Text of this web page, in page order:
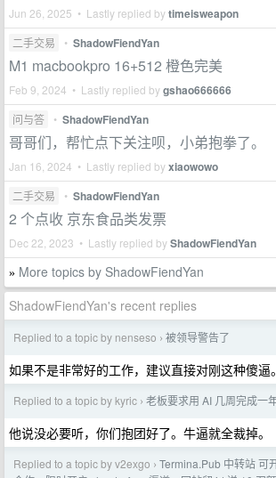
Jun 26, 2025 • Lastly replied bytimeisweapon
二手交易 • ShadowFiendYan
M1 macbookpro 16+512 橙色完美
Feb 9, 2024 • Lastly replied bygshao666666
问与答 • ShadowFiendYan
哥哥们，帮忙点下关注呗，小弟抱拳了。
Jan 16, 2024 • Lastly replied byxiaowowo
二手交易 • ShadowFiendYan
2 个点收 京东食品类发票
Dec 22, 2023 • Lastly replied byShadowFiendYan
» More topics by ShadowFiendYan
ShadowFiendYan's recent replies
Replied to a topic by nenseso › 被领导警告了
如果不是非常好的工作，建议直接对刚这种傻逼。
Replied to a topic by kyric › 老板要求用 AI 几周完成一
他说没必要听，你们抱团好了。牛逼就全裁掉。
Replied to a topic by v2exgo › Termina.Pub 中转站 可